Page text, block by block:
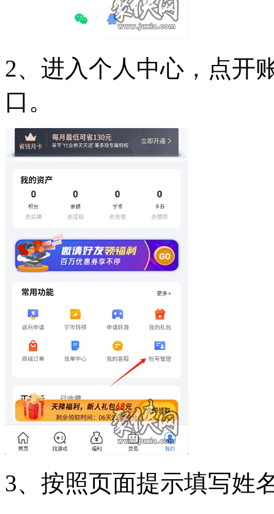
2、进入个人中心，点开
口。
3、按照页面提示填写姓